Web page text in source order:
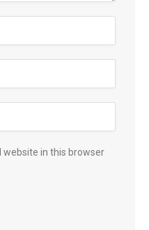
website in this browser